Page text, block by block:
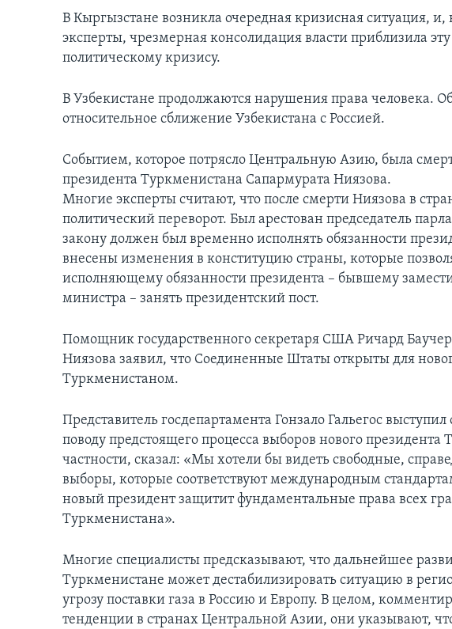
В Кыргызстане возникла очередная кризисная ситуация,
эксперты, чрезмерная консолидация власти приблизила
политическому кризису.
В Узбекистане продолжаются нарушения права человека.
относительное сближение Узбекистана с Россией.
Событием, которое потрясло Центральную Азию, была
президента Туркменистана Сапармурата Ниязова.
Многие эксперты считают, что после смерти Ниязова в
политический переворот. Был арестован председатель
закону должен был временно исполнять обязанности
внесены изменения в конституцию страны, которые
исполняющему обязанности президента – бывшему
министра – занять президентский пост.
Помощник государственного секретаря США Ричард
Ниязова заявил, что Соединенные Штаты открыты для
Туркменистаном.
Представитель госдепартамента Гонзало Гальегос
поводу предстоящего процесса выборов нового
частности, сказал: «Мы хотели бы видеть свободные,
выборы, которые соответствуют международным
новый президент защитит фундаментальные права всех
Туркменистана».
Многие специалисты предсказывают, что дальнейшее
Туркменистане может дестабилизировать ситуацию в
угрозу поставки газа в Россию и Европу. В целом,
тенденции в странах Центральной Азии, они указывают,